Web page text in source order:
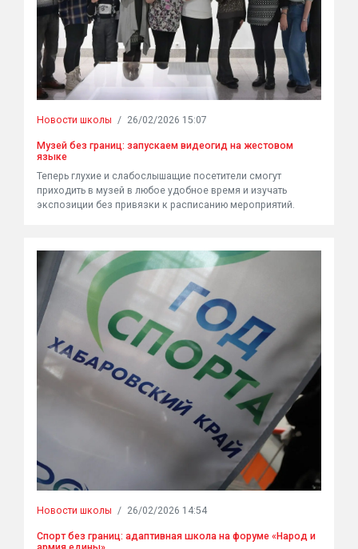
Новости школы / 26/02/2026 15:07
Музей без границ: запускаем видеогид на жестовом
языке
Теперь глухие и слабослышащие посетители смогут
приходить в музей в любое удобное время и изучать
экспозиции без привязки к расписанию мероприятий.
Новости школы / 26/02/2026 14:54
Спорт без границ: адаптивная школа на форуме «Народ и